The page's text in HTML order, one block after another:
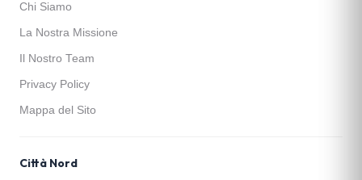
Chi Siamo
La Nostra Missione
Il Nostro Team
Privacy Policy
Mappa del Sito
Città Nord